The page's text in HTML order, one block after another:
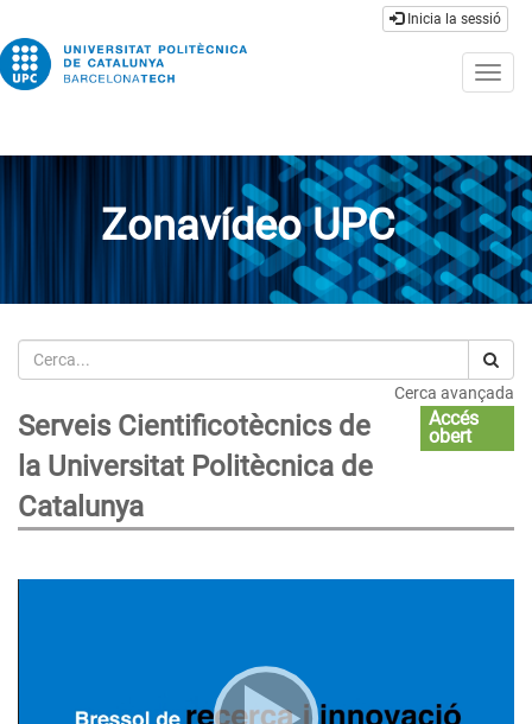
Inicia la sessió
Zonavídeo UPC
Cerca
Cerca avançada
Serveis Cientificotècnics de
la Universitat Politècnica de
Catalunya
Accés
obert